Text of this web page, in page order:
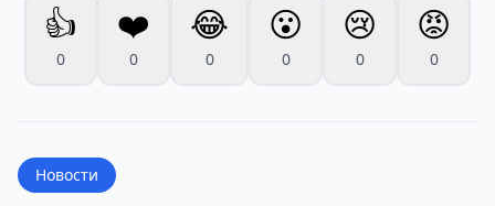
👍
0
❤️
0
😂
0
😮
0
😢
0
😡
0
Новости